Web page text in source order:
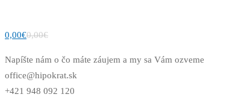
0,00€0,00€
Napíšte nám o čo máte záujem a my sa Vám ozveme
office@hipokrat.sk
+421 948 092 120